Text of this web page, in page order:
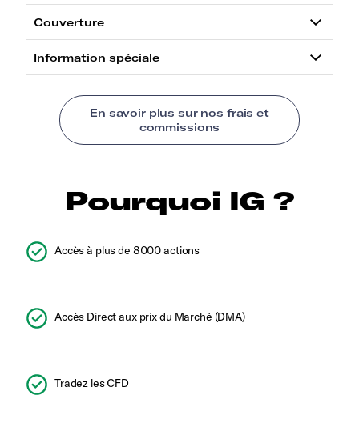
Pourquoi IG ?
Accès à plus de 8000 actions
Accès Direct aux prix du Marché (DMA)
Tradez les CFD